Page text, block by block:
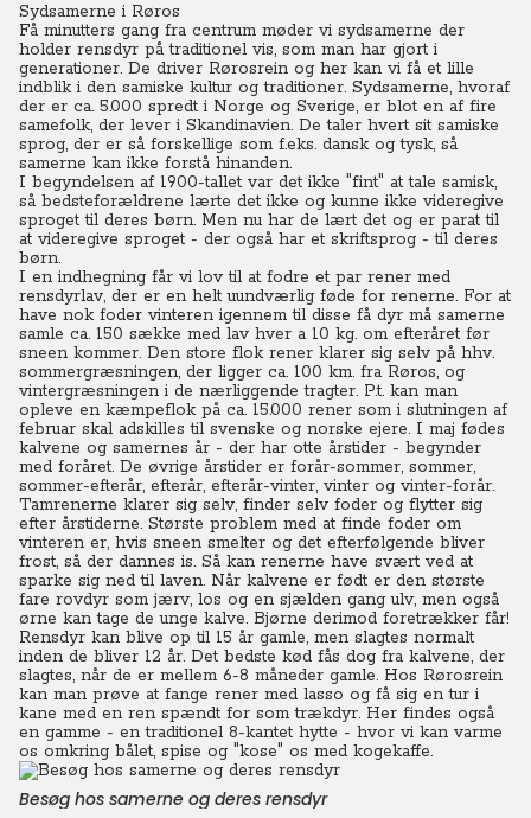
Sydsamerne i Røros
Få minutters gang fra centrum møder vi sydsamerne der
holder rensdyr på traditionel vis, som man har gjort i
generationer. De driver Rørosrein og her kan vi få et lille
indblik i den samiske kultur og traditioner. Sydsamerne, hvoraf
der er ca. 5.000 spredt i Norge og Sverige, er blot en af fire
samefolk, der lever i Skandinavien. De taler hvert sit samiske
sprog, der er så forskellige som f.eks. dansk og tysk, så
samerne kan ikke forstå hinanden.
I begyndelsen af 1900-tallet var det ikke "fint" at tale samisk,
så bedsteforældrene lærte det ikke og kunne ikke videregive
sproget til deres børn. Men nu har de lært det og er parat til
at videregive sproget - der også har et skriftsprog - til deres
børn.
I en indhegning får vi lov til at fodre et par rener med
rensdyrlav, der er en helt uundværlig føde for renerne. For at
have nok foder vinteren igennem til disse få dyr må samerne
samle ca. 150 sække med lav hver a 10 kg. om efteråret før
sneen kommer. Den store flok rener klarer sig selv på hhv.
sommergræsningen, der ligger ca. 100 km. fra Røros, og
vintergræsningen i de nærliggende tragter. P.t. kan man
opleve en kæmpeflok på ca. 15.000 rener som i slutningen af
februar skal adskilles til svenske og norske ejere. I maj fødes
kalvene og samernes år - der har otte årstider - begynder
med foråret. De øvrige årstider er forår-sommer, sommer,
sommer-efterår, efterår, efterår-vinter, vinter og vinter-forår.
Tamrenerne klarer sig selv, finder selv foder og flytter sig
efter årstiderne. Største problem med at finde foder om
vinteren er, hvis sneen smelter og det efterfølgende bliver
frost, så der dannes is. Så kan renerne have svært ved at
sparke sig ned til laven. Når kalvene er født er den største
fare rovdyr som jærv, los og en sjælden gang ulv, men også
ørne kan tage de unge kalve. Bjørne derimod foretrækker får!
Rensdyr kan blive op til 15 år gamle, men slagtes normalt
inden de bliver 12 år. Det bedste kød fås dog fra kalvene, der
slagtes, når de er mellem 6-8 måneder gamle. Hos Rørosrein
kan man prøve at fange rener med lasso og få sig en tur i
kane med en ren spændt for som trækdyr. Her findes også
en gamme - en traditionel 8-kantet hytte - hvor vi kan varme
os omkring bålet, spise og "kose" os med kogekaffe.
Besøg hos samerne og deres rensdyr